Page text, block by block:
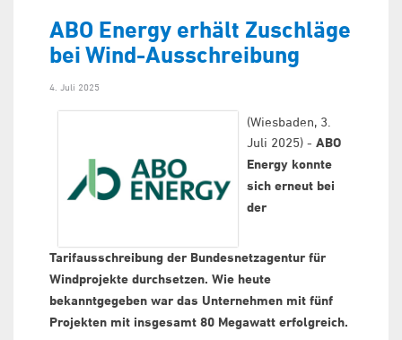
ABO Energy erhält Zuschläge
bei Wind-Ausschreibung
4. Juli 2025
(Wiesbaden, 3.
Juli 2025) - ABO
Energy konnte
sich erneut bei
der
Tarifausschreibung der Bundesnetzagentur für
Windprojekte durchsetzen. Wie heute
bekanntgegeben war das Unternehmen mit fünf
Projekten mit insgesamt 80 Megawatt erfolgreich.